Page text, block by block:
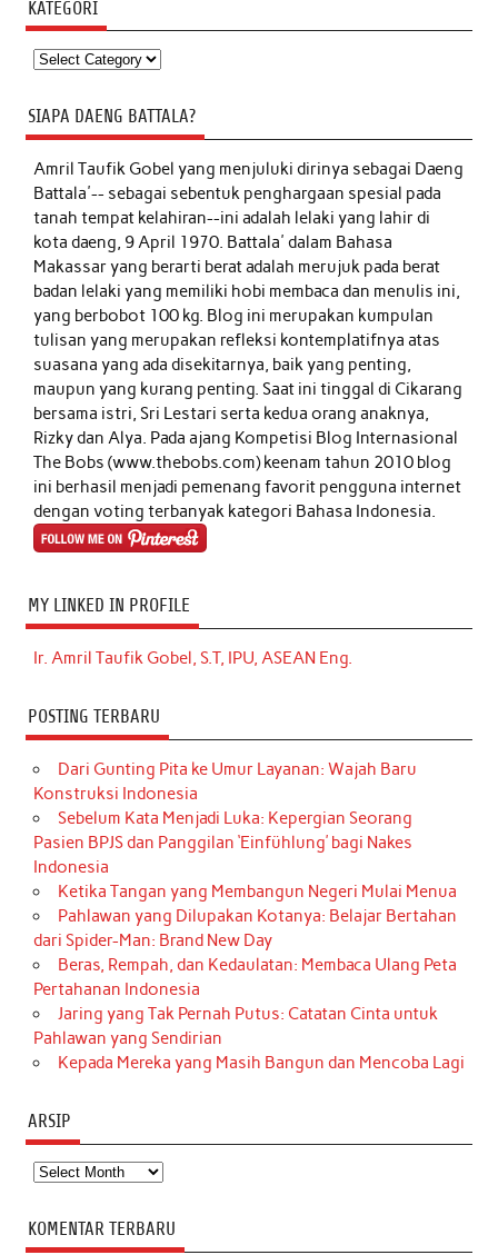
KATEGORI
Kategori
SIAPA DAENG BATTALA?
Amril Taufik Gobelyang menjuluki dirinya sebagai Daeng
Battala'-- sebagai sebentuk penghargaan spesial pada
tanah tempat kelahiran--ini adalah lelaki yang lahir di
kota daeng, 9 April 1970. Battala' dalam Bahasa
Makassar yang berarti berat adalah merujuk pada berat
badan lelaki yang memiliki hobi membaca dan menulis ini,
yang berbobot 100 kg. Blog ini merupakan kumpulan
tulisan yang merupakan refleksi kontemplatifnya atas
suasana yang ada disekitarnya, baik yang penting,
maupun yang kurang penting. Saat ini tinggal di Cikarang
bersama istri, Sri Lestari serta kedua orang anaknya,
Rizky dan Alya. Pada ajang Kompetisi Blog Internasional
The Bobs (www.thebobs.com) keenam tahun 2010 blog
ini berhasil menjadi pemenang favorit pengguna internet
dengan voting terbanyak kategori Bahasa Indonesia.
MY LINKED IN PROFILE
Ir. Amril Taufik Gobel, S.T, IPU, ASEAN Eng.
POSTING TERBARU
Dari Gunting Pita ke Umur Layanan: Wajah Baru
Konstruksi Indonesia
Sebelum Kata Menjadi Luka: Kepergian Seorang
Pasien BPJS dan Panggilan ‘Einfühlung’ bagi Nakes
Indonesia
Ketika Tangan yang Membangun Negeri Mulai Menua
Pahlawan yang Dilupakan Kotanya: Belajar Bertahan
dari Spider-Man: Brand New Day
Beras, Rempah, dan Kedaulatan: Membaca Ulang Peta
Pertahanan Indonesia
Jaring yang Tak Pernah Putus: Catatan Cinta untuk
Pahlawan yang Sendirian
Kepada Mereka yang Masih Bangun dan Mencoba Lagi
ARSIP
Arsip
KOMENTAR TERBARU